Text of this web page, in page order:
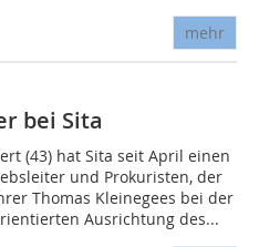
mehr
bei Sita
(43) hat Sita seit April einen
und Prokuristen, der
Thomas Kleinegees bei der
Ausrichtung des...